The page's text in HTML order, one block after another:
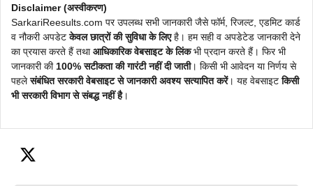
Disclaimer (अस्वीकरण)
SarkariReesults.com पर उपलब्ध सभी जानकारी जैसे फॉर्म, रिजल्ट, एडमिट कार्ड
व नौकरी अपडेटकेवल छात्रों की सुविधा के लिएहै। हम सही व अपडेटेड जानकारी देने
का प्रयास करते हैं तथाआधिकारिक वेबसाइट के लिंकभी प्रदान करते हैं। फिर भी
जानकारी की100% सटीकता की गारंटी नहीं दी जाती। किसी भी आवेदन या निर्णय से
पहलेसंबंधित सरकारी वेबसाइट से जानकारी अवश्य सत्यापित करें। यह वेबसाइटकिसी
भी सरकारी विभाग से संबद्ध नहीं है।